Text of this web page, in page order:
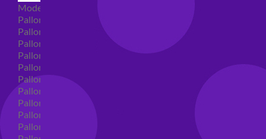
Modellabili
Palloncini mongolfiera in lattice
Palloncini Mini Shape
Palloncini Shape
Palloncini nascita shape
Palloncini Battesimo shape
Palloncini Altre Ricorrenze Shape
Palloncini primo compleanno shape
Palloncini Animali Shape
Palloncini Personaggi shape
Palloncini comunione shape